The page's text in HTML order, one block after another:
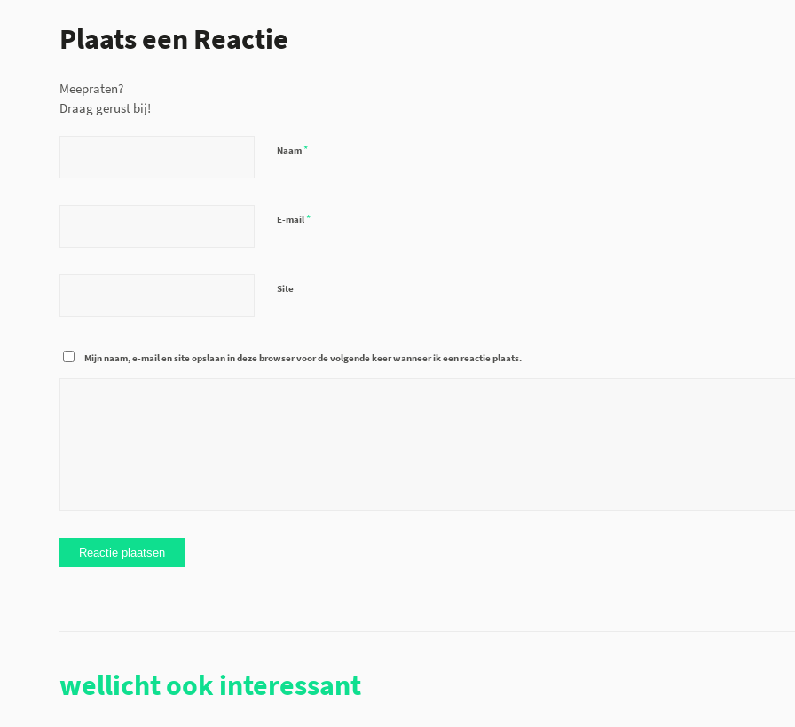
Plaats een Reactie
Meepraten?
Draag gerust bij!
Naam*
E-mail*
Site
Mijn naam, e-mail en site opslaan in deze browser voor de volgende keer wanneer ik een reactie plaats.
wellicht ook interessant